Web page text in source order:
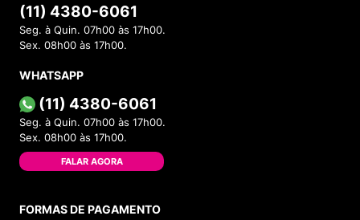
(11) 4380-6061
Seg. à Quin. 07h00 às 17h00.
Sex. 08h00 às 17h00.
WHATSAPP
(11) 4380-6061
Seg. à Quin. 07h00 às 17h00.
Sex. 08h00 às 17h00.
FALAR AGORA
FORMAS DE PAGAMENTO